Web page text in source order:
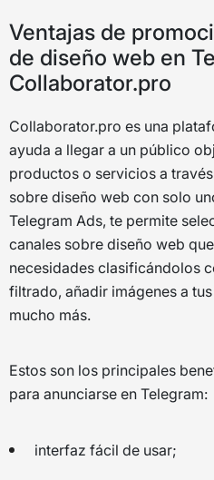
Ventajas de
de diseño web en
Collaborator.pro
Collaborator.pro es una
ayuda a llegar a un público
productos o servicios a
sobre diseño web con solo
Telegram Ads, te permite
canales sobre diseño web
necesidades clasificándolos
filtrado, añadir imágenes a
mucho más.
Estos son los principales
para anunciarse en Telegram:
interfaz fácil de usar;